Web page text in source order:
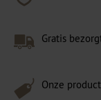
Gratis
Onze